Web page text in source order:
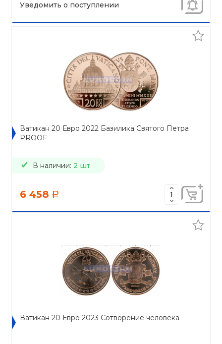
Уведомить о поступлении
Ватикан 20 Евро 2022 Базилика Святого Петра
PROOF
В наличии: 2 шт
6 458 a
Ватикан 20 Евро 2023 Сотворение человека